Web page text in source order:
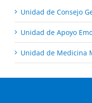
Unidad de Consejo
Unidad de Apoyo
Unidad de Medicina